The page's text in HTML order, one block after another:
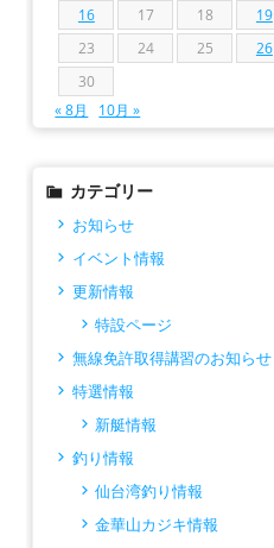
16
17 18 19
23
24 25 26
30
« 8月
10月 »
カテゴリー
お知らせ
イベント情報
更新情報
特設ページ
無線免許取得講習のお知らせ
特選情報
新艇情報
釣り情報
仙台湾釣り情報
金華山カジキ情報